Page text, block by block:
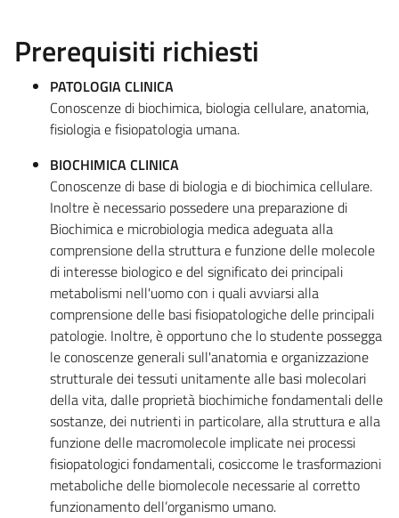
Prerequisiti richiesti
PATOLOGIA CLINICA
Conoscenze di biochimica, biologia cellulare, anatomia,
fisiologia e fisiopatologia umana.
BIOCHIMICA CLINICA
Conoscenze di base di biologia e di biochimica cellulare.
Inoltre è necessario possedere una preparazione di
Biochimica e microbiologia medica adeguata alla
comprensione della struttura e funzione delle molecole
di interesse biologico e del significato dei principali
metabolismi nell'uomo con i quali avviarsi alla
comprensione delle basi fisiopatologiche delle principali
patologie. Inoltre, è opportuno che lo studente possegga
le conoscenze generali sull'anatomia e organizzazione
strutturale dei tessuti unitamente alle basi molecolari
della vita, dalle proprietà biochimiche fondamentali delle
sostanze, dei nutrienti in particolare, alla struttura e alla
funzione delle macromolecole implicate nei processi
fisiopatologici fondamentali, cosiccome le trasformazioni
metaboliche delle biomolecole necessarie al corretto
funzionamento dell’organismo umano.